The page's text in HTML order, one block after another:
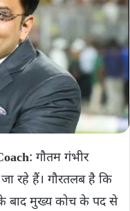
: गौतम गंभीर
रहे हैं। गौरतलब है कि
के बाद मुख्य कोच के पद से